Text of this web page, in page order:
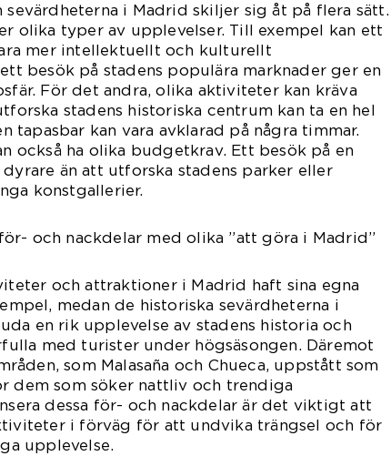
i Madrid skiljer sig åt på flera sätt.
olika typer av upplevelser. Till exempel kan ett
mer intellektuellt och kulturellt
besök på stadens populära marknader ger en
För det andra, olika aktiviteter kan kräva
stadens historiska centrum kan ta en hel
tapasbar kan vara avklarad på några timmar.
också ha olika budgetkrav. Ett besök på en
än att utforska stadens parker eller
konstgallerier.
och nackdelar med olika ”att göra i Madrid”
och attraktioner i Madrid haft sina egna
medan de historiska sevärdheterna i
en rik upplevelse av stadens historia och
med turister under högsäsongen. Däremot
som Malasaña och Chueca, uppstått som
dem som söker nattliv och trendiga
dessa för- och nackdelar är det viktigt att
i förväg för att undvika trängsel och för
upplevelse.